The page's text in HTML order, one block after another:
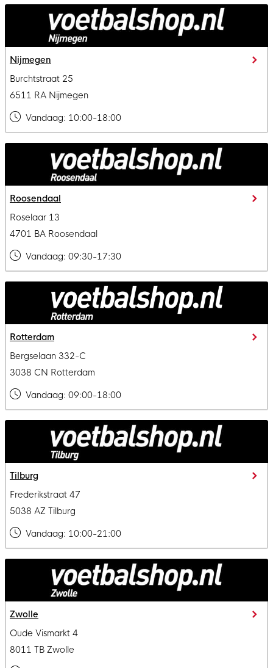
Nijmegen
Burchtstraat 25
6511 RA Nijmegen
Vandaag: 10:00-18:00
Roosendaal
Roselaar 13
4701 BA Roosendaal
Vandaag: 09:30-17:30
Rotterdam
Bergselaan 332-C
3038 CN Rotterdam
Vandaag: 09:00-18:00
Tilburg
Frederikstraat 47
5038 AZ Tilburg
Vandaag: 10:00-21:00
Zwolle
Oude Vismarkt 4
8011 TB Zwolle